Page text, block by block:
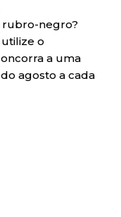
rubro-negro?
utilize o
a uma
agosto a cada